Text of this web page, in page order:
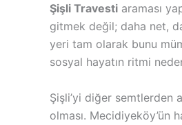
Şişli Travesti araması
gitmek değil; daha net,
yeri tam olarak bunu
sosyal hayatın ritmi
Şişli’yi diğer semtlerden
olması. Mecidiyeköy’ün